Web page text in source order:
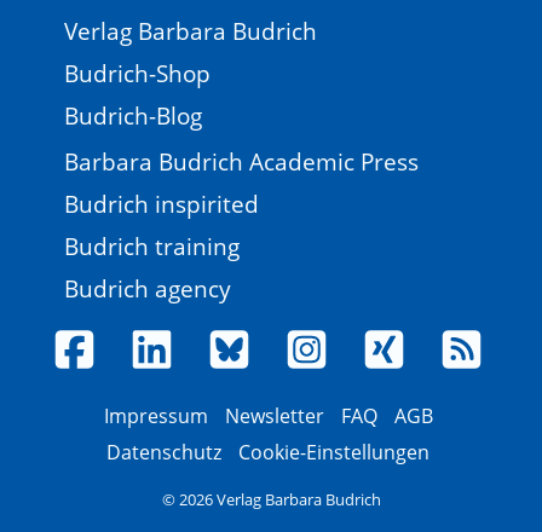
Verlag Barbara Budrich
Budrich-Shop
Budrich-Blog
Barbara Budrich Academic Press
Budrich inspirited
Budrich training
Budrich agency
Impressum Newsletter FAQ
AGB
Datenschutz
Cookie-Einstellungen
© 2026 Verlag Barbara Budrich